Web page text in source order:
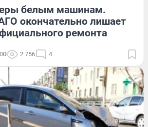
белым машинам.
окончательно лишает
ремонта
2 756 4